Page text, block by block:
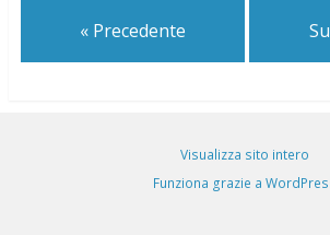
« Precedente
Visualizza sito intero
Funziona grazie a